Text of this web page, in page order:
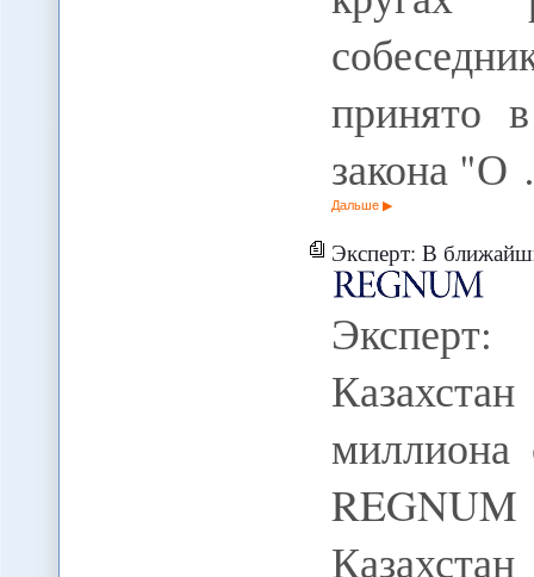
принято
закона
Дальше
Эксперт: В ближайшие 5-7 лет